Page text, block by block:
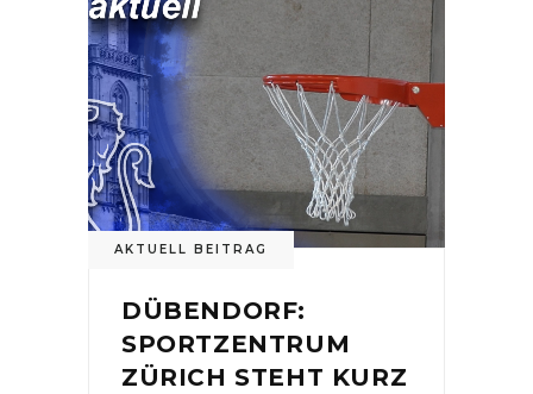
AKTUELL BEITRAG
DÜBENDORF:
SPORTZENTRUM
ZÜRICH STEHT KURZ